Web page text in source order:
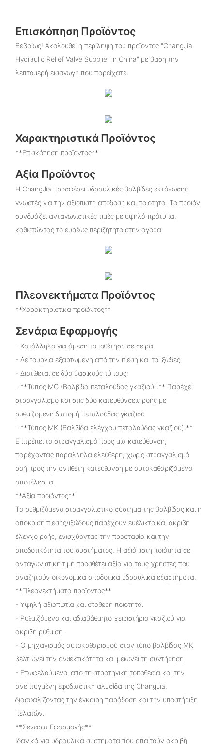
Επισκόπηση Προϊόντος
Βεβαίως! Ακολουθεί η περίληψη του προϊόντος "ChangJia
Hydraulic Relief Valve Supplier in China" με βάση την
λεπτομερή εισαγωγή που παρείχατε:
Χαρακτηριστικά Προϊόντος
**Επισκόπηση προϊόντος**
Αξία Προϊόντος
Η ChangJia προσφέρει υδραυλικές βαλβίδες εκτόνωσης
γνωστές για την αξιόπιστη απόδοση και ποιότητα. Το προϊόν
συνδυάζει ανταγωνιστικές τιμές με υψηλά πρότυπα,
καθιστώντας το ευρέως περιζήτητο στην αγορά.
Πλεονεκτήματα Προϊόντος
**Χαρακτηριστικά προϊόντος**
Σενάρια Εφαρμογής
- Κατάλληλο για άμεση τοποθέτηση σε σειρά.
- Λειτουργία εξαρτώμενη από την πίεση και το ιξώδες.
- Διατίθεται σε δύο βασικούς τύπους:
- **Τύπος MG (Βαλβίδα πεταλούδας γκαζιού):** Παρέχει
στραγγαλισμό και στις δύο κατευθύνσεις ροής με
ρυθμιζόμενη διατομή πεταλούδας γκαζιού.
- **Τύπος MK (Βαλβίδα ελέγχου πεταλούδας γκαζιού):**
Επιτρέπει το στραγγαλισμό προς μία κατεύθυνση,
παρέχοντας παράλληλα ελεύθερη, χωρίς στραγγαλισμό
ροή προς την αντίθετη κατεύθυνση με αυτοκαθαριζόμενο
αποτέλεσμα.
**Αξία προϊόντος**
Το ρυθμιζόμενο στραγγαλιστικό σύστημα της βαλβίδας και η
απόκριση πίεσης/ιξώδους παρέχουν ευέλικτο και ακριβή
έλεγχο ροής, ενισχύοντας την προστασία και την
αποδοτικότητα του συστήματος. Η αξιόπιστη ποιότητα σε
ανταγωνιστική τιμή προσθέτει αξία για τους χρήστες που
αναζητούν οικονομικά αποδοτικά υδραυλικά εξαρτήματα.
**Πλεονεκτήματα προϊόντος**
- Υψηλή αξιοπιστία και σταθερή ποιότητα.
- Ρυθμιζόμενο και αδιαβάθμητο χειριστήριο γκαζιού για
ακριβή ρύθμιση.
- Ο μηχανισμός αυτοκαθαρισμού στον τύπο βαλβίδας MK
βελτιώνει την ανθεκτικότητα και μειώνει τη συντήρηση.
- Επωφελούμενοι από τη στρατηγική τοποθεσία και την
ανεπτυγμένη εφοδιαστική αλυσίδα της ChangJia,
διασφαλίζοντας την έγκαιρη παράδοση και την υποστήριξη
πελατών.
**Σενάρια Εφαρμογής**
Ιδανικό για υδραυλικά συστήματα που απαιτούν ακριβή